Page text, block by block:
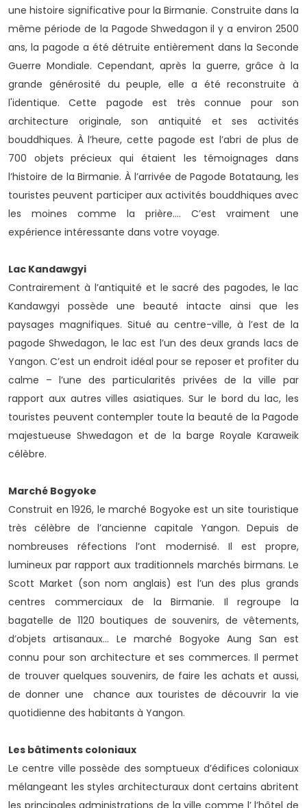
une histoire significative pour la Birmanie. Construite dans la
même période de la Pagode Shwedagon il y a environ 2500
ans, la pagode a été détruite entièrement dans la Seconde
Guerre Mondiale. Cependant, après la guerre, grâce à la
grande générosité du peuple, elle a été reconstruite à
l'identique. Cette pagode est très connue pour son
architecture originale, son antiquité et ses activités
bouddhiques. À l’heure, cette pagode est l’abri de plus de
700 objets précieux qui étaient les témoignages dans
l’histoire de la Birmanie. À l’arrivée de Pagode Botataung, les
touristes peuvent participer aux activités bouddhiques avec
les moines comme la prière…. C’est vraiment une
expérience intéressante dans votre voyage.
Lac Kandawgyi
Contrairement à l’antiquité et le sacré des pagodes, le lac
Kandawgyi possède une beauté intacte ainsi que les
paysages magnifiques. Situé au centre-ville, à l’est de la
pagode Shwedagon, le lac est l’un des deux grands lacs de
Yangon. C’est un endroit idéal pour se reposer et profiter du
calme – l’une des particularités privées de la ville par
rapport aux autres villes asiatiques. Sur le bord du lac, les
touristes peuvent contempler toute la beauté de la Pagode
majestueuse Shwedagon et de la barge Royale Karaweik
célèbre.
Marché Bogyoke
Construit en 1926, le marché Bogyoke est un site touristique
très célèbre de l’ancienne capitale Yangon. Depuis de
nombreuses réfections l’ont modernisé. Il est propre,
lumineux par rapport aux traditionnels marchés birmans. Le
Scott Market (son nom anglais) est l’un des plus grands
centres commerciaux de la Birmanie. Il regroupe la
bagatelle de 1120 boutiques de souvenirs, de vêtements,
d’objets artisanaux… Le marché Bogyoke Aung San est
connu pour son architecture et ses commerces. Il permet
de trouver quelques souvenirs, de faire les achats et aussi,
de donner une chance aux touristes de découvrir la vie
quotidienne des habitants à Yangon.
Les bâtiments coloniaux
Le centre ville possède des somptueux d’édifices coloniaux
mélangeant les styles architecturaux dont certains abritent